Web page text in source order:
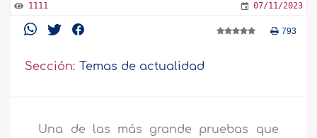
1111 07/11/2023
793
Sección: Temas de actualidad
Una de las más grande pruebas que